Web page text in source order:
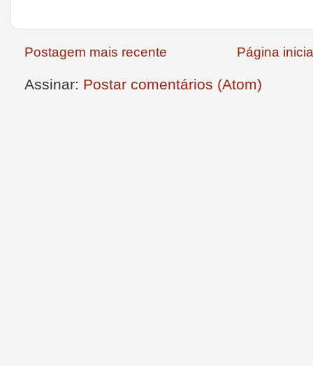
Postagem mais recente Página
Assinar: Postar comentários (Atom)